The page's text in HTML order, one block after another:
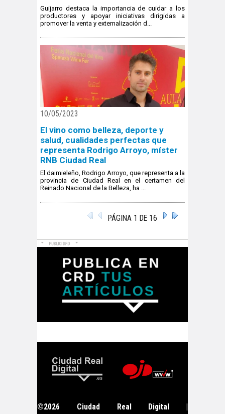
Guijarro destaca la importancia de cuidar a los
productores y apoyar iniciativas dirigidas a
promover la venta y externalización d...
10/05/2023
El vino como belleza, deporte y
salud, cualidades perfectas que
representa Rodrigo Arroyo, míster
RNB Ciudad Real
El daimieleño, Rodrigo Arroyo, que representa a la
provincia de Ciudad Real en el certamen del
Reinado Nacional de la Belleza, ha ...
PÁGINA 1 DE 16
©2026 Ciudad Real Digital |